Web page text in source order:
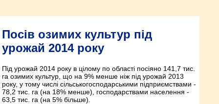
Посів озимих культур під
урожай 2014 року
Під урожай 2014 року в цілому по області посіяно 141,7 тис.
га озимих культур, що на 9% менше ніж під урожай 2013
року, у тому числі сільськогосподарськими підприємствами -
78,2 тис. га (на 18% менше), господарствами населення -
63,5 тис. га (на 5% більше).